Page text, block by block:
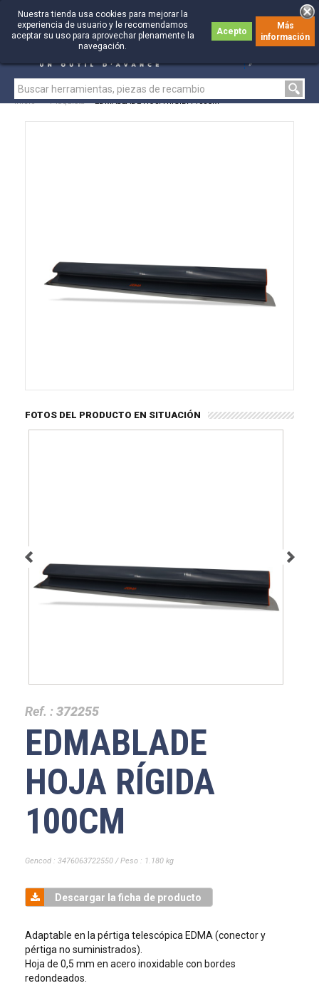
0
0
Nuestra tienda usa cookies para mejorar la
experiencia de usuario y le recomendamos
aceptar su uso para aprovechar plenamente la
navegación.
Acepto
Más
información
Inicio > Plaquista > EDMABLADE HOJA RÍGIDA 100CM
FOTOS DEL PRODUCTO EN SITUACIÓN
Ref. :372255
EDMABLADE
HOJA RÍGIDA
100CM
Gencod : 3476063722550 / Peso : 1.180 kg
Descargar la ficha de producto
Adaptable en la pértiga telescópica EDMA (conector y
pértiga no suministrados).
Hoja de 0,5 mm en acero inoxidable con bordes
redondeados.